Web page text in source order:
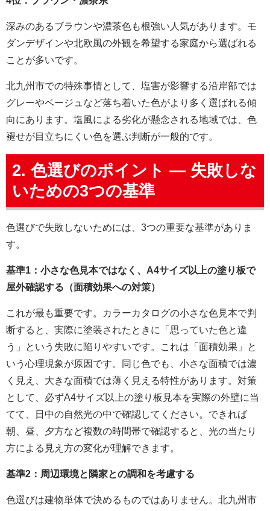
深みのあるブラウンや濃茶色も根強い人気があります。モ
ダンデザインや北欧風の外観を希望する家庭から選ばれる
ことが多いです。
北九州市での特殊事情として、塩害が影響する沿岸部では
グレーやベージュなど落ち着いた色がより多く選ばれる傾
向にあります。塩風による劣化が懸念される地域では、色
褪せが目立ちにくい色を選ぶ判断が一般的です。
2. 色選びのポイント — 失敗しな
いための3つの基準
色選びで失敗しないためには、3つの重要な基準がありま
す。
基準1：小さな色見本ではなく、A4サイズ以上の塗り板で
屋外確認する（面積効果への対策）
これが最も重要です。カラーカタログの小さな色見本で判
断すると、実際に塗装されたときに「思っていた色と違
う」という失敗に陥りやすいです。これは「面積効果」と
いう心理現象が原因です。同じ色でも、小さな面積では濃
く見え、大きな面積では薄く見える特性があります。対策
として、必ずA4サイズ以上の塗り板見本を実際の外壁に当
てて、日中の自然光の中で確認してください。できれば
朝、昼、夕方など複数の時間帯で確認すると、光の当たり
方による見え方の変化が理解できます。
基準2：周辺環境と隣家との調和を考慮する
色選びは建物単体で決めるものではありません。北九州市